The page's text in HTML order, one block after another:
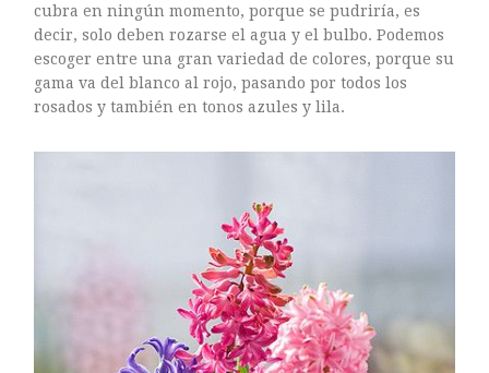
cubra en ningún momento, porque se pudriría, es
decir, solo deben rozarse el agua y el bulbo. Podemos
escoger entre una gran variedad de colores, porque su
gama va del blanco al rojo, pasando por todos los
rosados y también en tonos azules y lila.